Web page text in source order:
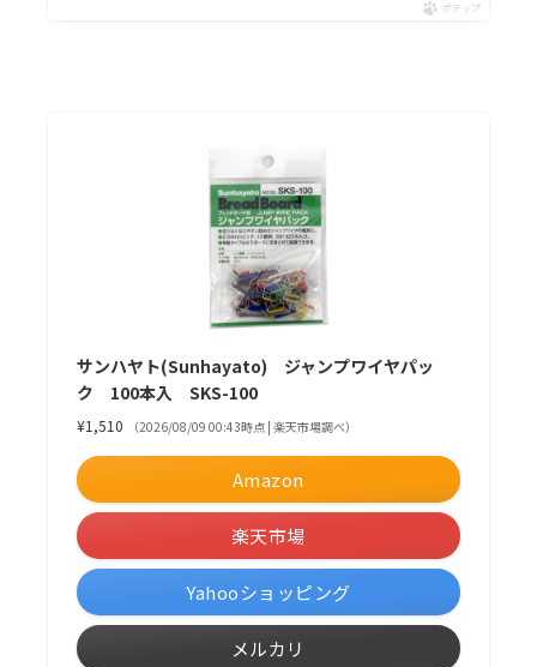
ポチップ
サンハヤト(Sunhayato) ジャンプワイヤパッ
ク 100本入 SKS-100
¥1,510 （2026/08/09 00:43時点 | 楽天市場調べ）
Amazon
楽天市場
Yahooショッピング
メルカリ